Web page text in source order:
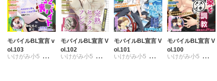
モバイルBL宣言 v
ol.103
いけがみ小5
モバイルBL宣言 V
ol.102
いけがみ小5
モバイルBL宣言 V
ol.101
いけがみ小5
モバイルBL宣言 V
ol.100
いけがみ小5